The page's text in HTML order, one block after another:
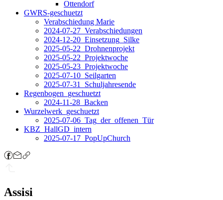
Ottendorf
GWRS-geschuetzt
Verabschiedung Marie
2024-07-27_Verabschiedungen
2024-12-20_Einsetzung_Silke
2025-05-22_Drohnenprojekt
2025-05-22_Projektwoche
2025-05-23_Projektwoche
2025-07-10_Seilgarten
2025-07-31_Schuljahresende
Regenbogen_geschuetzt
2024-11-28_Backen
Wurzelwerk_geschuetzt
2025-07-06_Tag_der_offenen_Tür
KBZ_HallGD_intern
2025-07-17_PopUpChurch
Assisi